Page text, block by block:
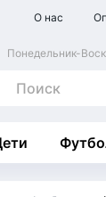
О нас
Понедельник-